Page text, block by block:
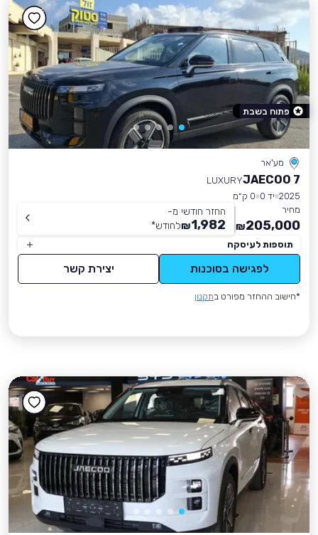
מע'אר
JAECOO 7
LUXURY
2025 יד 0
0 ק״מ
מחיר
205,000
₪
החזר חודשי מ-
1,982
₪לחודש*
תוספות לעיסקה
לפגישה בסוכנות יצירת קשר
*חישוב ההחזר מפורט בתקנון
פתוח בשבת